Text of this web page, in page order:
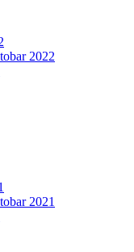
2022
2021